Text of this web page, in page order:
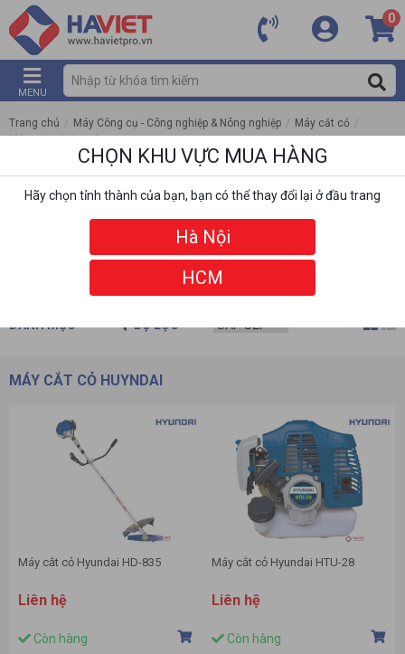
0
MENU
Trang chủ / Máy Công cụ - Công nghiệp & Nông nghiệp / Máy cắt cỏ /
Máy cắt cỏ Huyndai
DANH MỤC BỘ LỌC
MÁY CẮT CỎ HUYNDAI
Máy cắt cỏ Hyundai HD-835
Liên hệ
Còn hàng
Máy cắt cỏ Hyundai HTU-28
Liên hệ
Còn hàng
CHỌN KHU VỰC MUA HÀNG
Hãy chọn tỉnh thành của bạn, bạn có thể thay đổi lại ở đầu trang
Hà Nội
HCM